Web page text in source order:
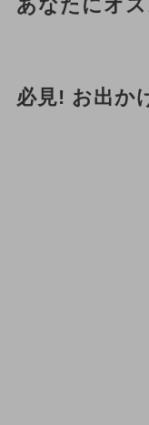
あなたにオ
必見! お出か